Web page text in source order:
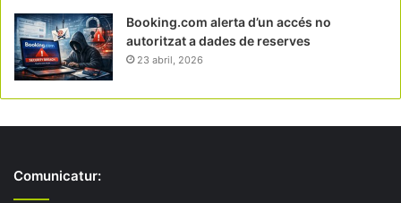
Booking.com alerta d’un accés no
autoritzat a dades de reserves
23 abril, 2026
Comunicatur: